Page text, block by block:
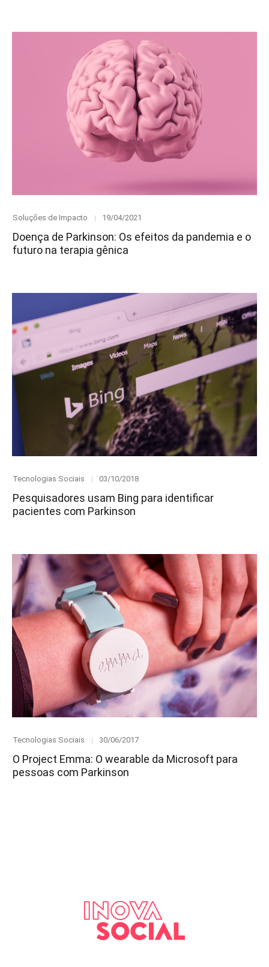
Category
Soluções de Impacto
Posted
19/04/2021
Doença de Parkinson: Os efeitos da pandemia e o
futuro na terapia gênica
Category
Tecnologias Sociais
Posted
03/10/2018
Pesquisadores usam Bing para identificar
pacientes com Parkinson
Category
Tecnologias Sociais
Posted
30/06/2017
O Project Emma: O wearable da Microsoft para
pessoas com Parkinson